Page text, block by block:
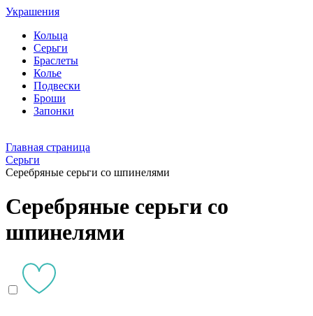
Украшения
Кольца
Серьги
Браслеты
Колье
Подвески
Броши
Запонки
Главная страница
Серьги
Серебряные серьги со шпинелями
Серебряные серьги со
шпинелями